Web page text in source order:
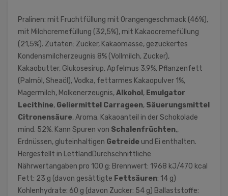
Pralinen: mit Fruchtfüllung mit Orangengeschmack (46%),
mit Milchcremefüllung (32,5%), mit Kakaocremefüllung
(21,5%). Zutaten: Zucker, Kakaomasse, gezuckertes
Kondensmilcherzeugnis 8% (Vollmilch, Zucker),
Kakaobutter, Glukosesirup, Apfelmus 3,9%, Pflanzenfett
(Palmöl, Sheaöl), Vodka, fettarmes Kakaopulver 1%,
Magermilch, Molkenerzeugnis,Alkohol , Emulgator
Lecithine, Geliermittel Carrageen, Säuerungsmittel
Citronensäure, Aroma. Kakaoanteil in der Schokolade
mind. 52%. Kann Spuren von Schalenfrüchten,,
Erdnüssen, gluteinhaltigen Getreide und Ei enthalten.
Hergestellt in LettlandDurchschnittliche
Nährwertangaben pro 100 g: Brennwert: 1968 kJ/470 kcal
Fett: 23 g (davon gesättigte Fettsäuren: 14 g)
Kohlenhydrate: 60 g (davon Zucker: 54 g) Ballaststoffe: